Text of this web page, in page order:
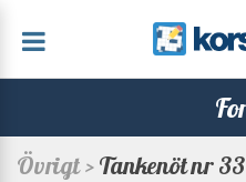
Övrigt >Tankenöt nr 33